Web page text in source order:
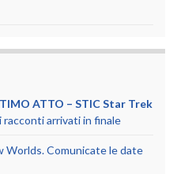
ATTO – STIC Star Trek
racconti arrivati in finale
Worlds. Comunicate le date